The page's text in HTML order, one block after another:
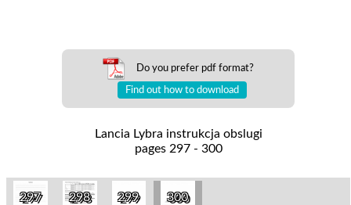
Do you prefer pdf format?
Find out how to download
Lancia Lybra instrukcja obslugi
pages 297 - 300
297 298 299 300